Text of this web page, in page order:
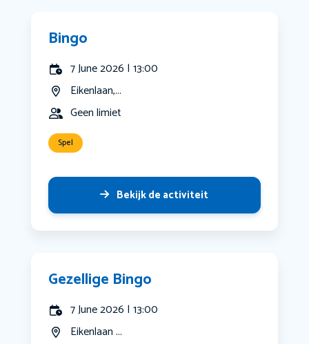
Bingo
7 June 2026 | 13:00
Eikenlaan,...
Geen limiet
Spel
Bekijk de activiteit
Gezellige Bingo
7 June 2026 | 13:00
Eikenlaan ...